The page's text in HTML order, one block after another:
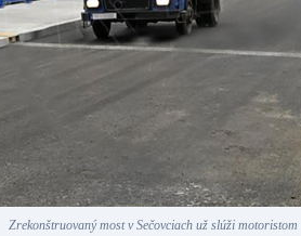
Zrekonštruovaný most v Sečovciach už slúži motoristom